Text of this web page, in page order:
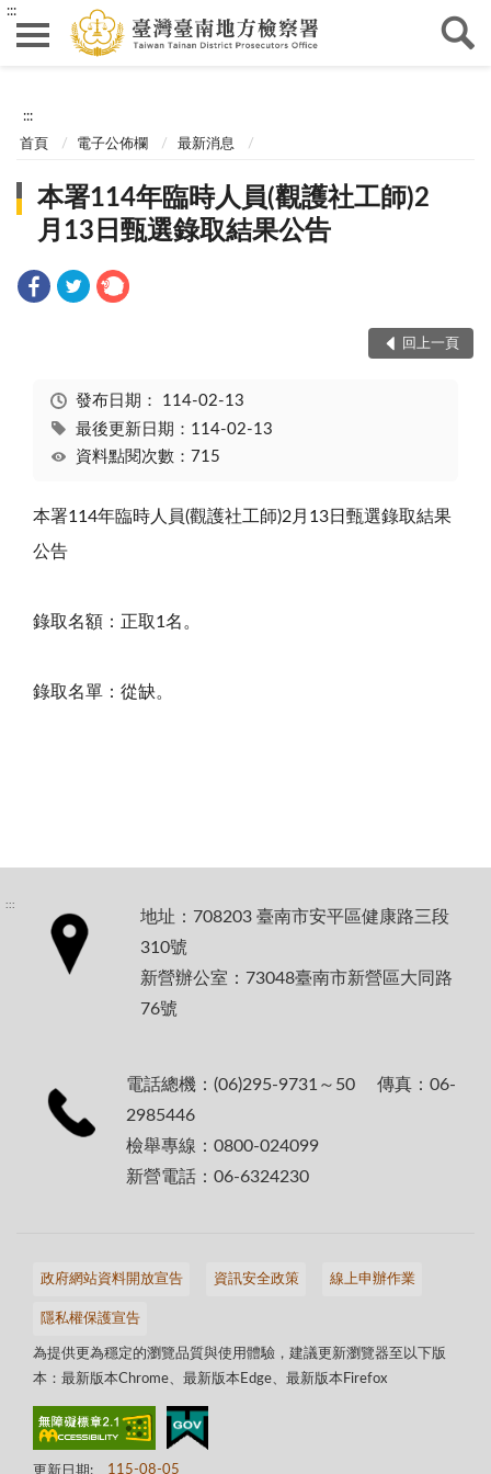
:::
:::
首頁 電子公佈欄 最新消息
本署114年臨時人員(觀護社工師)2
月13日甄選錄取結果公告
回上一頁
發布日期： 114-02-13
最後更新日期：114-02-13
資料點閱次數：715
本署114年臨時人員(觀護社工師)2月13日甄選錄取結果
公告
錄取名額：正取1名。
錄取名單：從缺。
:::
地址：708203 臺南市安平區健康路三段
310號
新營辦公室：73048臺南市新營區大同路
76號
電話總機：(06)295-9731～50 傳真：06-
2985446
檢舉專線：0800-024099
新營電話：06-6324230
政府網站資料開放宣告 資訊安全政策 線上申辦作業
隱私權保護宣告
為提供更為穩定的瀏覽品質與使用體驗，建議更新瀏覽器至以下版
本：最新版本Chrome、最新版本Edge、最新版本Firefox
更新日期: 115-08-05